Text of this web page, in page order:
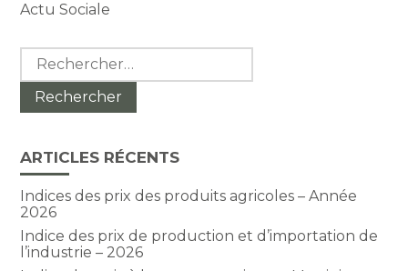
Actu Sociale
Rechercher :
ARTICLES RÉCENTS
Indices des prix des produits agricoles – Année
2026
Indice des prix de production et d’importation de
l’industrie – 2026